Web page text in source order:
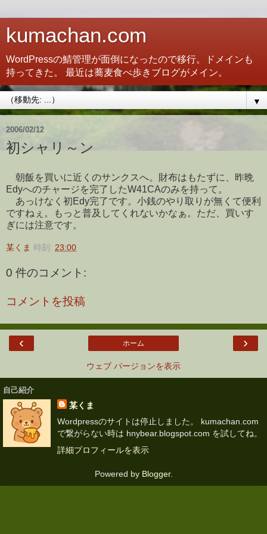
kumachan.com
WordPressの鯖管理が面倒になったので移行。ドメインも
持ってきた。 最近は蕎麦食べ歩きブログがメイン。
▼
2006/02/12
初シャリ～ン
朝飯を買いに近くのサンクスへ。財布はもたずに、昨晩
Edyへのチャージを完了したW41CAのみを持って。
あっけなく初Edy完了です。小銭のやり取りが無くて便利
ですねぇ。もっと普及してくれないかなぁ。ただ、買いす
ぎには注意です。
某くま 時刻: 23:00
0 件のコメント:
コメントを投稿
‹ ›
ホーム
ウェブ バージョンを表示
自己紹介
某くま
Wordpressのサイトは停止しました。 kumachan.com
で繋がらない時は hnybear.blogspot.com を試してね。
詳細プロフィールを表示
Powered by Blogger.